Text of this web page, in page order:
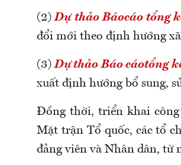
(2) Dự thảo Báocáo tổng
đổi mới theo định hướng
(3) Dự thảo Báo cáotổng
xuất định hướng bổ sung,
Đồng thời, triển khai công
Mặt trận Tổ quốc, các tổ
đảng viên và Nhân dân, từ